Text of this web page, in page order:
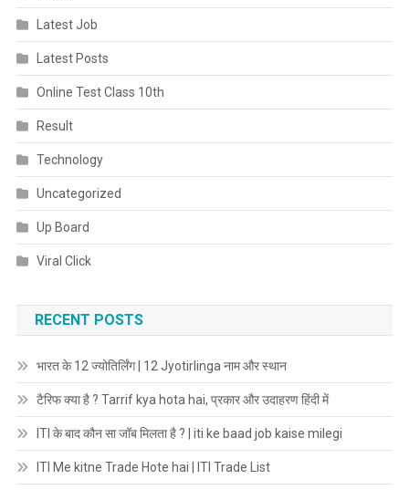
Latest Job
Latest Posts
Online Test Class 10th
Result
Technology
Uncategorized
Up Board
Viral Click
RECENT POSTS
भारत के 12 ज्योतिर्लिंग | 12 Jyotirlinga नाम और स्थान
टैरिफ क्या है ? Tarrif kya hota hai, प्रकार और उदाहरण हिंदी में
ITI के बाद कौन सा जॉब मिलता है ? | iti ke baad job kaise milegi
ITI Me kitne Trade Hote hai | ITI Trade List